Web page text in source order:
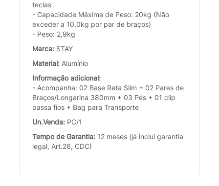
teclas
- Capacidade Máxima de Peso: 20kg (Não
exceder a 10,0kg por par de braços)
- Peso: 2,9kg
Marca: STAY
Material: Alumínio
Informação adicional:
- Acompanha: 02 Base Reta Slim + 02 Pares de
Braços/Longarina 380mm + 03 Pés + 01 clip
passa fios + Bag para Transporte
Un.Venda: PC/1
Tempo de Garantia: 12 meses (já inclui garantia
legal, Art.26, CDC)